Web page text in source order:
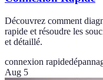
Découvrez comment
rapide et résoudre les
et détaillé.
connexion rapide
Aug 5